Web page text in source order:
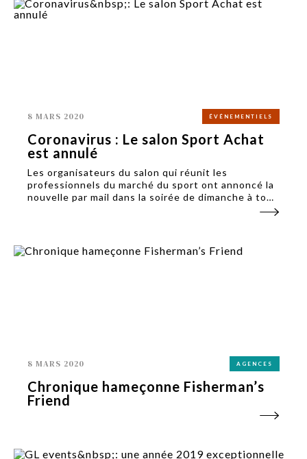
8 MARS 2020 ÉVÉNEMENTIELS
Coronavirus : Le salon Sport Achat
est annulé
Les organisateurs du salon qui réunit les
professionnels du marché du sport ont annoncé la
nouvelle par mail dans la soirée de dimanche à tous
ceux qui s'étaient inscrits : « Suite à l'annonce du
8 MARS 2020 AGENCES
Chronique hameçonne Fisherman’s
Friend